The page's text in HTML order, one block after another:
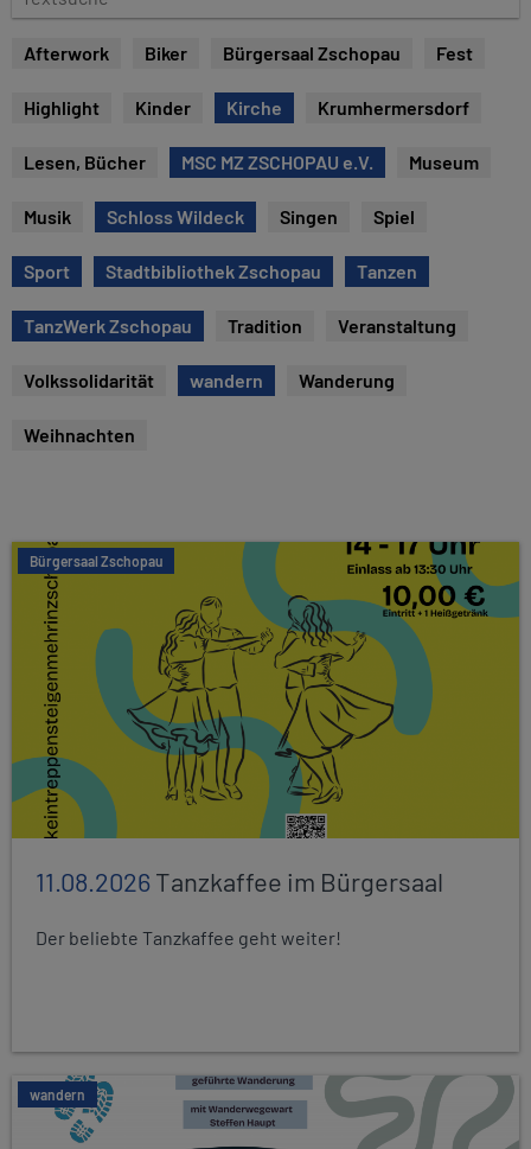
e
Afterwork Biker Bürgersaal Zschopau Fest
Highlight Kinder Kirche Krumhermersdorf
Lesen, Bücher MSC MZ ZSCHOPAU e.V. Museum
Musik Schloss Wildeck Singen Spiel
Sport Stadtbibliothek Zschopau Tanzen
TanzWerk Zschopau Tradition Veranstaltung
Volkssolidarität wandern Wanderung
Weihnachten
Bürgersaal Zschopau
11.08.2026Tanzkaffee im Bürgersaal
Der beliebte Tanzkaffee geht weiter!
wandern